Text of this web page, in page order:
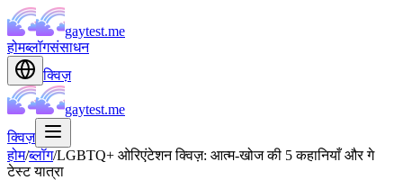
gaytest.me
होमब्लॉगसंसाधन
क्विज़
gaytest.me
क्विज़
होम/ब्लॉग/LGBTQ+ ओरिएंटेशन क्विज़: आत्म-खोज की 5 कहानियाँ और गे
टेस्ट यात्रा